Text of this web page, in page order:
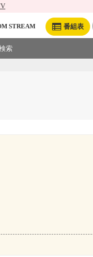
番組表
STREAM
索